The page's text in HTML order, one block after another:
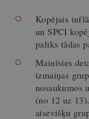
Kopējais
un SPCI
paliks tādas
Mainīsies
izmaiņas
nosaukumos
(no 12 uz
atsevišķu